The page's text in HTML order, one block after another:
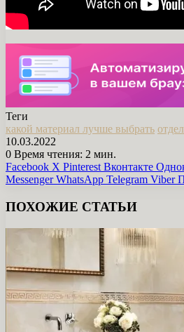
Теги
какой материал лучше выбрать
10.03.2022
0 Время чтения: 2 мин.
Facebook X Pinterest Вконтакте
Messenger WhatsApp Telegram Viber
ПОХОЖИЕ СТАТЬИ